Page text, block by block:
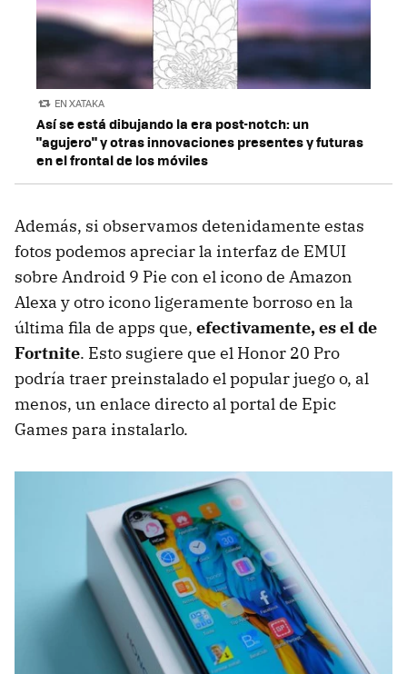
EN XATAKA
Así se está dibujando la era post-notch: un
"agujero" y otras innovaciones presentes y futuras
en el frontal de los móviles
Además, si observamos detenidamente estas
fotos podemos apreciar la interfaz de EMUI
sobre Android 9 Pie con el icono de Amazon
Alexa y otro icono ligeramente borroso en la
última fila de apps que, efectivamente, es el de
Fortnite. Esto sugiere que el Honor 20 Pro
podría traer preinstalado el popular juego o, al
menos, un enlace directo al portal de Epic
Games para instalarlo.